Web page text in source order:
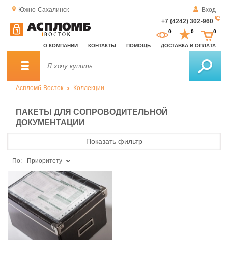
Южно-Сахалинск
Вход
+7 (4242) 302-960
О КОМПАНИИ КОНТАКТЫ ПОМОЩЬ ДОСТАВКА И ОПЛАТА
0 0 0
Аспломб-Восток Коллекции
ПАКЕТЫ ДЛЯ СОПРОВОДИТЕЛЬНОЙ
ДОКУМЕНТАЦИИ
Показать фильтр
По: Приоритету